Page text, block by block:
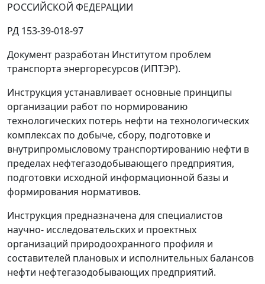
РОССИЙСКОЙ ФЕДЕРАЦИИ
РД 153-39-018-97
Документ разработан Институтом проблем
транспорта энергоресурсов (ИПТЭР).
Инструкция устанавливает основные принципы
организации работ по нормированию
технологических потерь нефти на технологических
комплексах по добыче, сбору, подготовке и
внутрипромысловому транспортированию нефти в
пределах нефтегазодобывающего предприятия,
подготовки исходной информационной базы и
формирования нормативов.
Инструкция предназначена для специалистов
научно- исследовательских и проектных
организаций природоохранного профиля и
составителей плановых и исполнительных балансов
нефти нефтегазодобывающих предприятий.